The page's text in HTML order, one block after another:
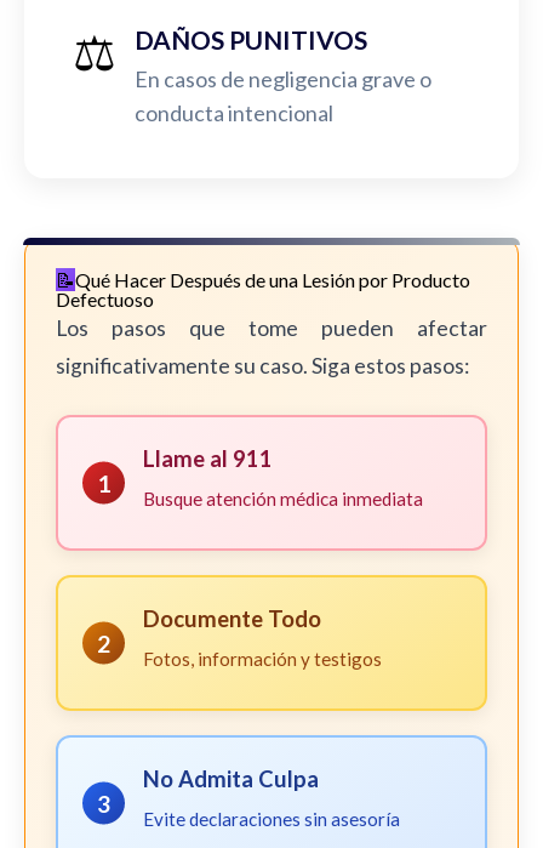
⚖️ DAÑOS PUNITIVOS
En casos de negligencia grave o
conducta intencional
Qué Hacer Después de una Lesión por Producto
Defectuoso
Los pasos que tome pueden afectar
significativamente su caso. Siga estos pasos:
1
Llame al 911
Busque atención médica inmediata
2
Documente Todo
Fotos, información y testigos
3
No Admita Culpa
Evite declaraciones sin asesoría